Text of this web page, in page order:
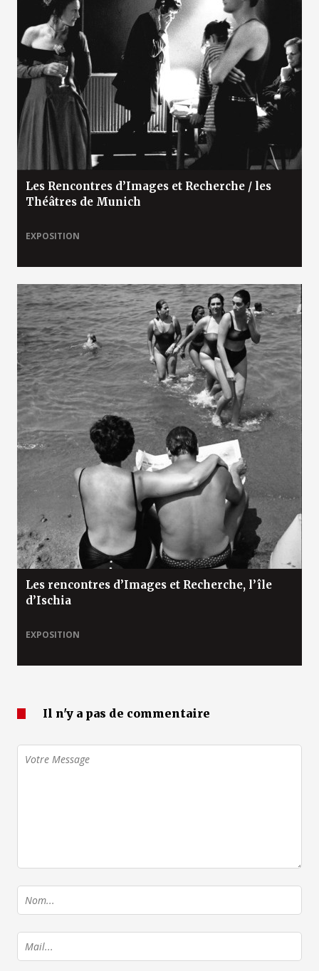
Les Rencontres d’Images et Recherche / les
Théâtres de Munich
EXPOSITION
Les rencontres d’Images et Recherche, l’île
d’Ischia
EXPOSITION
Il n'y a pas de commentaire